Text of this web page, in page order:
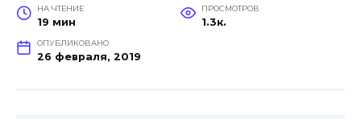
НА ЧТЕНИЕ
19 мин
ПРОСМОТРОВ
1.3к.
ОПУБЛИКОВАНО
26 февраля, 2019